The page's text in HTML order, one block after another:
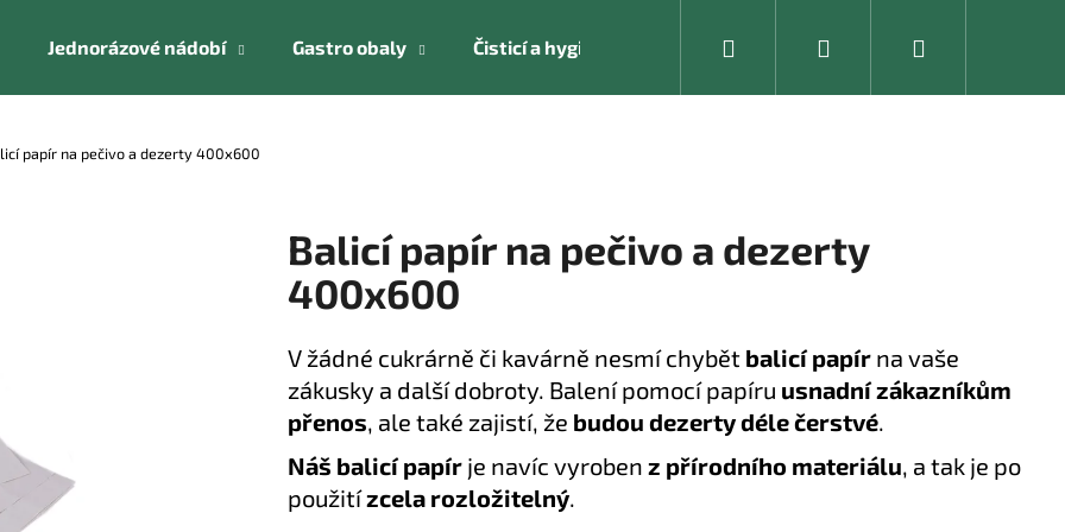
Jednorázové nádobí Gastro obaly Čisticí a hygienické pomůcky Kancelářské vybavení
Přihlášení
papír na pečivo a dezerty 400x600
Balicí papír na pečivo a dezerty
400x600
V žádné cukrárně či kavárně nesmí chybět balicí papír na vaše
zákusky a další dobroty. Balení pomocí papíru usnadní zákazníkům
přenos, ale také zajistí, že budou dezerty déle čerstvé.
Náš balicí papír je navíc vyroben z přírodního materiálu, a tak je po
použitízcela rozložitelný.
Následující